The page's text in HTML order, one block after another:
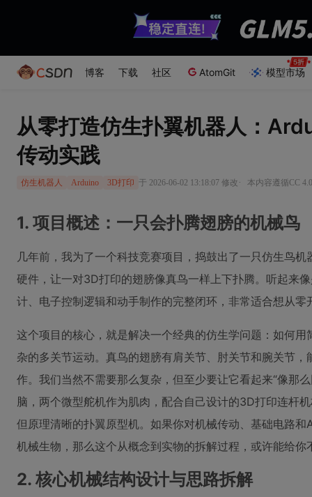
博客 下载 社区 AtomGit 模型市场
从零打造仿生扑翼机器人：
传动实践
仿生机器人 Arduino 3D打印 于 2026-06-02 13:18:07 修改 · 本内容遵循CC
1. 项目概述：一只会扑腾翅膀的机械鸟
几年前，我为了一个科技竞赛项目，捣鼓出了一只仿生鸟
硬件，让一对3D打印的翅膀像真鸟一样上下扑腾。听起来
计、电子控制逻辑和动手制作的完整闭环，非常适合想从
这个项目的核心，就是解决一个经典的仿生学问题：如何
杂的多关节运动。真鸟的翅膀有肩关节、肘关节和腕关节
作。我们当然不需要那么复杂，但至少要让它看起来“像那
脑，两个微型舵机作为肌肉，配合自己设计的3D打印连杆
但原理清晰的扑翼原型机。如果你对机械传动、基础电路
机械生物，那么这个从概念到实物的拆解过程，或许能给你
2. 核心机械结构设计与思路拆解